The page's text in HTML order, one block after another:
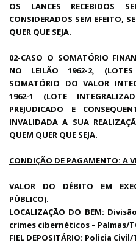
OS LANCES RECEBIDOS
CONSIDERADOS SEM EFEITO,
QUER QUE SEJA.
02-CASO O SOMATÓRIO
NO LEILÃO 1962-2, (LOTES
SOMATÓRIO DO VALOR
1962-1 (LOTE
PREJUDICADO E
INVALIDADA A SUA
QUEM QUER QUE SEJA.
CONDIÇÃO DE PAGAMENTO: A
VALOR DO DÉBITO EM
PÚBLICO).
LOCALIZAÇÃO DO BEM:
crimes cibernéticos – Palmas/
FIEL DEPOSITÁRIO: Policia